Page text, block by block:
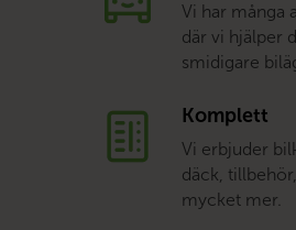
Vi har många
där vi hjälper
smidigare
Komplett
Vi erbjuder
däck,
mycket mer.